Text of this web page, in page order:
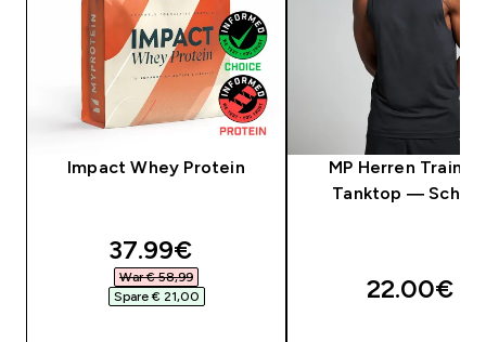
Impact Whey Protein
discounted price
37.99€‎
War € 58,99‎
Spare € 21,00‎
MP Herren
Tanktop —
22.00€‎